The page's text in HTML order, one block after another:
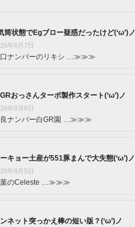
筒状態でEgブロー疑惑だったけど(‘ω’)ノ
年8月7日
ナンバーのリキシ … ≫≫≫
おっさんターボ製作スタート(‘ω’)ノ
年8月6日
ナンバー白GR園 … ≫≫≫
キョー土産が551豚まんで大失態(‘ω’)ノ
年8月5日
のCeleste … ≫≫≫
ネット突っかえ棒の短い版？(‘ω’)ノ